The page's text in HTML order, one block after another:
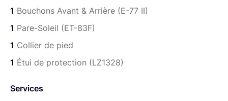
une mise au point rapide, fluide et silencieuse. De plus,
un groupe de lentilles flottantes améliore également la
polyvalence grâce à une distance de mise au point
minimale de 0,9 m.
Grâce au support pour trépied de 1530 g et sa taille de
500mm F4.5-7.1L IS USM
1 Bouchons Avant & Arrière (E-77 II)
1 Pare-Soleil (ET-83F)
1 Collier de pied
1 Étui de protection (LZ1328)
Services